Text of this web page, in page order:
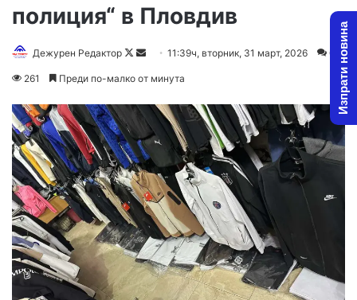
полиция“ в Пловдив
Дежурен Редактор
Follow
Send11:39ч, вторник, 31 март, 2026 0
261 Преди по-малко от минута Изпрати новина